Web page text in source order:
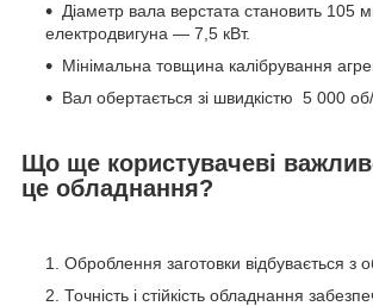
Діаметр вала верстата становить 105
електродвигуна — 7,5 кВт.
Мінімальна товщина калібрування
Вал обертається зі швидкістю 5 000 об/
Що ще користувачеві
це обладнання?
Оброблення заготовки відбувається з
Точність і стійкість обладнання